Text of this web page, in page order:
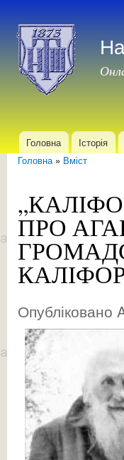
Головне меню
Головна Історія
Головна» Вміст
ПРО
Опубліковано